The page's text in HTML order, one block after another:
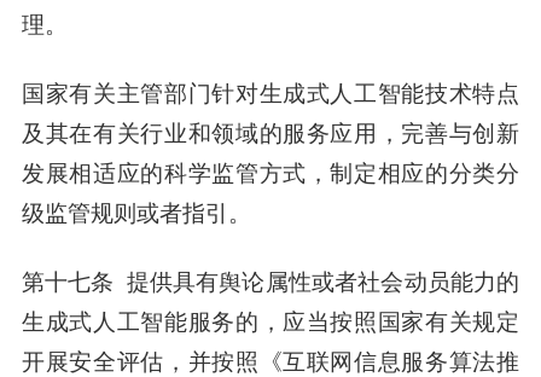
理。
国家有关主管部门针对生成式人工智能技术特点
及其在有关行业和领域的服务应用，完善与创新
发展相适应的科学监管方式，制定相应的分类分
级监管规则或者指引。
第十七条 提供具有舆论属性或者社会动员能力的
生成式人工智能服务的，应当按照国家有关规定
开展安全评估，并按照《互联网信息服务算法推